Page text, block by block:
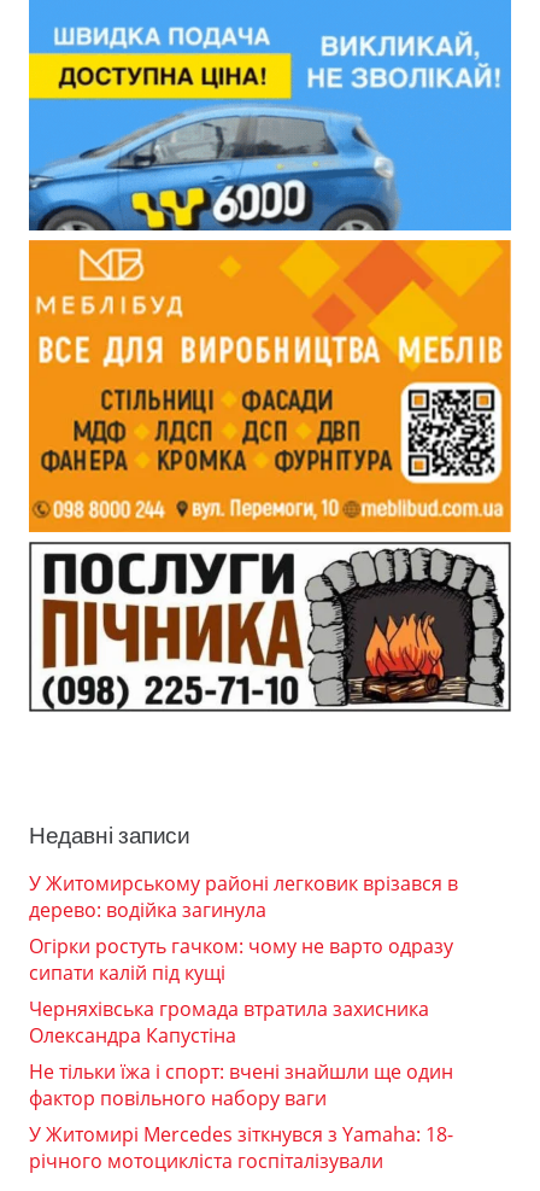
Недавні записи
У Житомирському районі легковик врізався в
дерево: водійка загинула
Огірки ростуть гачком: чому не варто одразу
сипати калій під кущі
Черняхівська громада втратила захисника
Олександра Капустіна
Не тільки їжа і спорт: вчені знайшли ще один
фактор повільного набору ваги
У Житомирі Mercedes зіткнувся з Yamaha: 18-
річного мотоцикліста госпіталізували